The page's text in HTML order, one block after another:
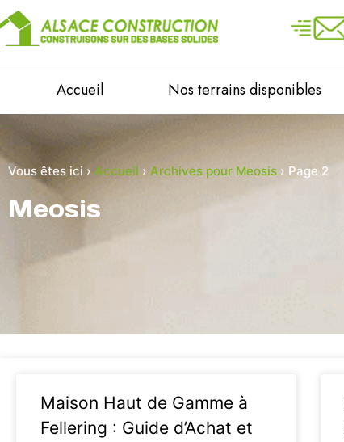
Accueil Nos terrains disponibles
Vous êtes ici › Accueil › Archives pour Meosis › Page 2
Meosis
Maison Haut de Gamme à
Fellering : Guide d’Achat et